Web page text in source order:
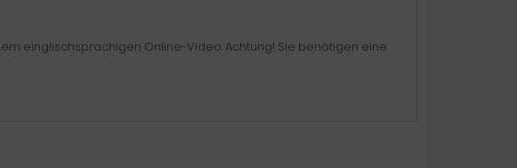
einglischsprachigen Online-Video. Achtung! Sie benötigen eine